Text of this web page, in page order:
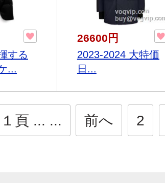
する
...
26600円
2023-2024 大特価
日...
頁 ... ... 前へ 2